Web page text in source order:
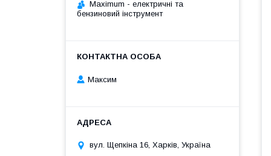
Maximum - електричні та
бензиновий інструмент
Максим
вул. Щепкіна 16, Харків, Україна